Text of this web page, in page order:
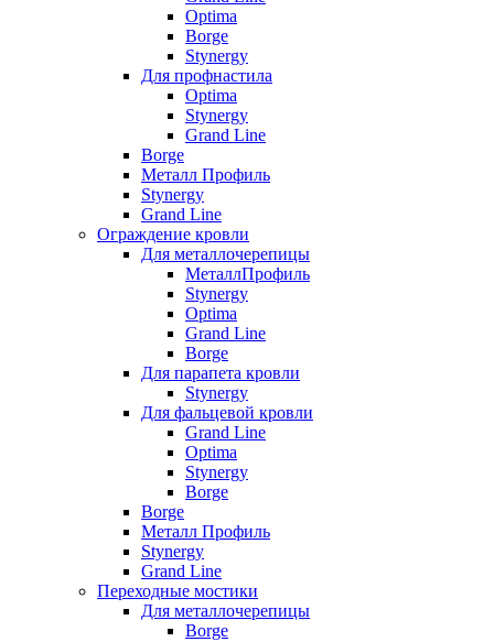
Optima
Borge
Stynergy
Для профнастила
Optima
Stynergy
Grand Line
Borge
Металл Профиль
Stynergy
Grand Line
Ограждение кровли
Для металлочерепицы
МеталлПрофиль
Stynergy
Optima
Grand Line
Borge
Для парапета кровли
Stynergy
Для фальцевой кровли
Grand Line
Optima
Stynergy
Borge
Borge
Металл Профиль
Stynergy
Grand Line
Переходные мостики
Для металлочерепицы
Borge